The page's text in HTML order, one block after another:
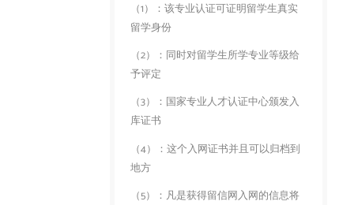
（1）：该专业认证可证明留学生真实
留学身份
（2）：同时对留学生所学专业等级给
予评定
（3）：国家专业人才认证中心颁发入
库证书
（4）：这个入网证书并且可以归档到
地方
（5）：凡是获得留信网入网的信息将